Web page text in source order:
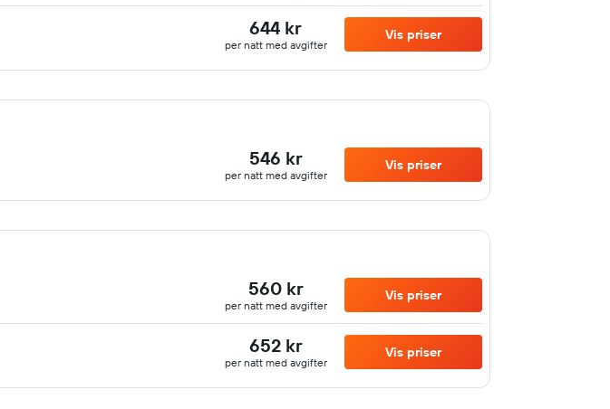
644 kr
per natt med avgifter
Vis priser
546 kr
per natt med avgifter
Vis priser
560 kr
per natt med avgifter
Vis priser
652 kr
per natt med avgifter
Vis priser